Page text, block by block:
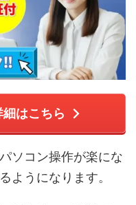
はこちら
ソコン操作が楽にな
ようになります。